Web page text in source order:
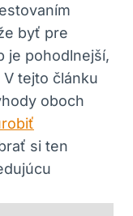
byť pre
je pohodlnejší,
tejto článku
oboch
si ten